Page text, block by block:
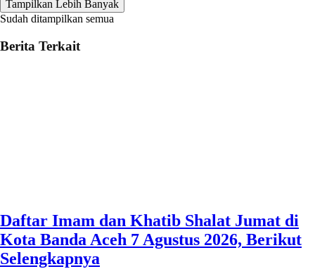
Tampilkan Lebih Banyak
Sudah ditampilkan semua
Berita Terkait
Daftar Imam dan Khatib Shalat Jumat di
Kota Banda Aceh 7 Agustus 2026, Berikut
Selengkapnya